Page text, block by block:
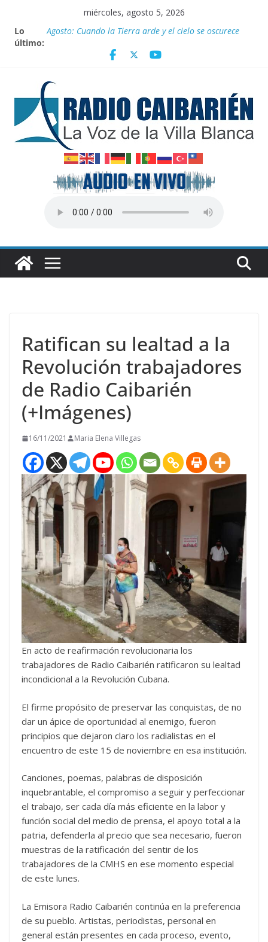
contenido
miércoles, agosto 5, 2026
Lo
último:
Agosto: Cuando la Tierra arde y el cielo se oscurece
genocidio contra la isla
preselección de béisbol de Villa Clara en juego de
Homenaje a federadas
Innovación desde la base
Ratifican su lealtad a la
Revolución trabajadores
de Radio Caibarién
(+Imágenes)
16/11/2021 Maria Elena Villegas
En acto de reafirmación revolucionaria los
trabajadores de Radio Caibarién ratificaron su lealtad
incondicional a la Revolución Cubana.
El firme propósito de preservar las conquistas, de no
dar un ápice de oportunidad al enemigo, fueron
principios que dejaron claro los radialistas en el
encuentro de este 15 de noviembre en esa institución.
Canciones, poemas, palabras de disposición
inquebrantable, el compromiso a seguir y perfeccionar
el trabajo, ser cada día más eficiente en la labor y
función social del medio de prensa, el apoyo total a la
patria, defenderla al precio que sea necesario, fueron
muestras de la ratificación del sentir de los
trabajadores de la CMHS en ese momento especial
de este lunes.
La Emisora Radio Caibarién continúa en la preferencia
de su pueblo. Artistas, periodistas, personal en
general están presentes en cada proceso, evento,